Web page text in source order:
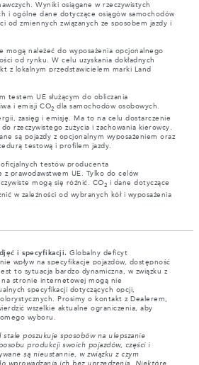
Wyniki osiągane w rzeczywistych
i ogólne dane dotyczące osiągów samochodów
od zmiennych związanych ze sposobem jazdy i
mogą należeć do wyposażenia opcjonalnego
od rynku. W celu uzyskania dokładnych
z lokalnym przedstawicielem marki Land
testem UE służącym do obliczania
i emisji CO2 dla samochodów osobowych.
zasięg i emisję. Ma to na celu dostarczenie
rzeczywistego zużycia i zachowania kierowcy.
są pojazdy z opcjonalnym wyposażeniem oraz
testową i profilem jazdy.
oficjalnych testów producenta
z prawodawstwem UE. Tylko do celów
mogą się różnić. CO2 i dane dotyczące
w zależności od wybranych kół i wyposażenia
i specyfikacji. Globalny deficyt
wpływ na specyfikacje pojazdów, dostępność
to sytuacja bardzo dynamiczna, w związku z
na stronie internetowej mogą nie
specyfikacji dotyczących opcji,
Prosimy o kontakt z Dealerem,
wszelkie aktualne ograniczenia, aby
wyboru.
poszukuje sposobów na ulepszanie
produkcji swoich pojazdów, części i
są nieustannie, w związku z czym